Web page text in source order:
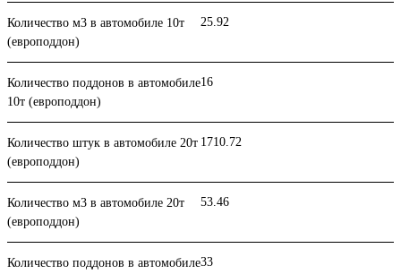
Количество м3 в автомобиле 10т
(европоддон)
25.92
Количество поддонов в автомобиле
10т (европоддон)
16
Количество штук в автомобиле 20т
(европоддон)
1710.72
Количество м3 в автомобиле 20т
(европоддон)
53.46
Количество поддонов в автомобиле33